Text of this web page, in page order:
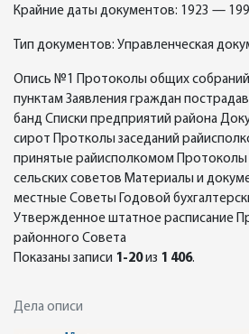
Крайние даты документов: 1923 —
Тип документов: Управленческая
Опись №1 Протоколы общих
пунктам Заявления граждан
банд Списки предприятий района
сирот Протколы заседаний
принятые райисполкомом Протоколы
сельских советов Материалы и
местные Советы Годовой
Утвержденное штатное расписание
районного Совета
Показаны записи 1-20из 1 406.
Дела описи